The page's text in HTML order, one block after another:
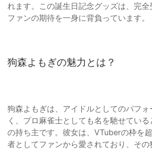
れます。この誕生日記念グッズは、完全
ファンの期待を一身に背負っています。
狗森よもぎの魅力とは？
狗森よもぎは、アイドルとしてのパフ
く、プロ麻雀士としても名を馳せてい
の持ち主です。彼女は、VTuberの枠を
者としてファンから愛されており、そ